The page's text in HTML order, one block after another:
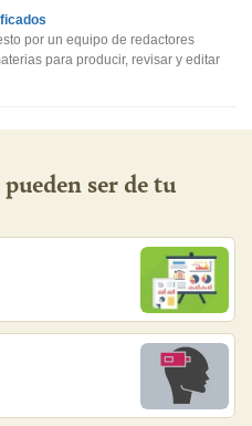
por un equipo de redactores
para producir, revisar y editar
ser de tu